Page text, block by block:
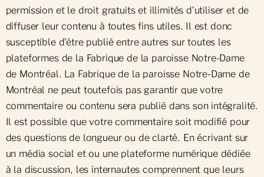
permission et le droit gratuits et illimités d’utiliser et de
diffuser leur contenu à toutes fins utiles. Il est donc
susceptible d'être publié entre autres sur toutes les
plateformes de la Fabrique de la paroisse Notre-Dame
de Montréal. La Fabrique de la paroisse Notre-Dame de
Montréal ne peut toutefois pas garantir que votre
commentaire ou contenu sera publié dans son intégralité.
Il est possible que votre commentaire soit modifié pour
des questions de longueur ou de clarté. En écrivant sur
un média social et ou une plateforme numérique dédiée
à la discussion, les internautes comprennent que leurs